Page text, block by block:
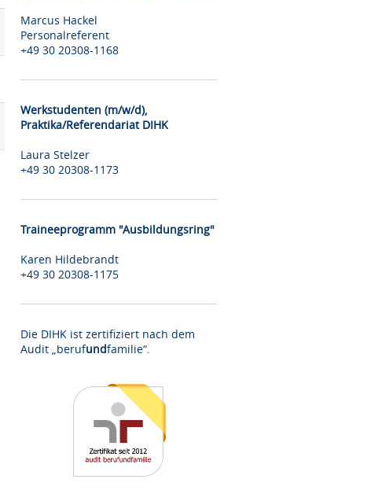
Marcus Hackel
Personalreferent
+49 30 20308-1168
Werkstudenten (m/w/d),
Praktika/Referendariat DIHK
Laura Stelzer
+49 30 20308-1173
Traineeprogramm "Ausbildungsring"
Karen Hildebrandt
+49 30 20308-1175
Die DIHK ist zertifiziert nach dem
Audit „berufundfamilie“.